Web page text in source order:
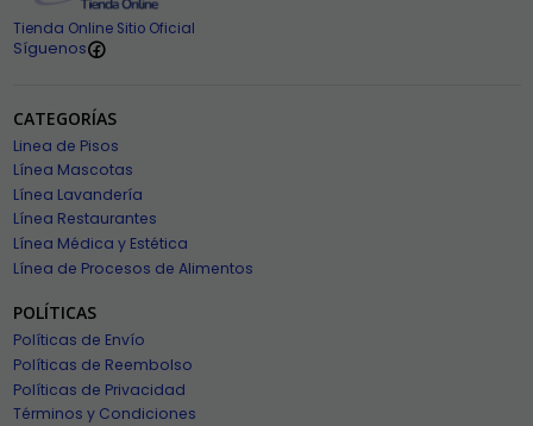
Tienda Online Sitio Oficial
Síguenos
CATEGORÍAS
Linea de Pisos
Línea Mascotas
Línea Lavandería
Línea Restaurantes
Línea Médica y Estética
Línea de Procesos de Alimentos
POLÍTICAS
Políticas de Envío
Políticas de Reembolso
Políticas de Privacidad
Términos y Condiciones